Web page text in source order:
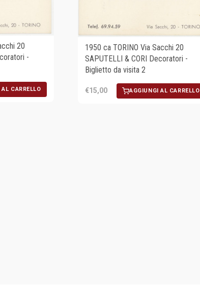
20
-
CARRELLO
1950 ca TORINO Via Sacchi 20
SAPUTELLI & CORI Decoratori -
Biglietto da visita 2
€15,00 AGGIUNGI AL CARRELLO